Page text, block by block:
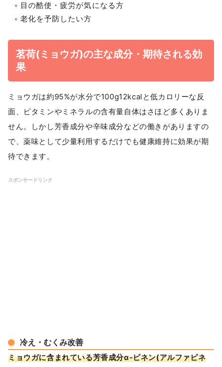
目の酷使・疲労が気になる方
老化を予防したい方
茗荷(ミョウガ)の主な成分・期待される効
果
ミョウガは約95%が水分で100g12kcalと低カロリーな反
面、ビタミンやミネラルの含有量自体はさほど多くありま
せん。しかし芳香成分や辛味成分などの働きがありますの
で、薬味として少量利用するだけでも健康維持に効果が期
待できます。
スポンサードリンク
冷え・むくみ改善
ミョウガに含まれている芳香成分α-ピネン(アルファピネ